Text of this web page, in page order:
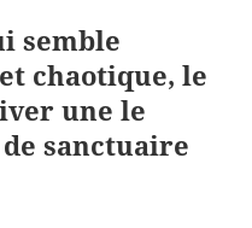
semble
chaotique, le
une le
sanctuaire